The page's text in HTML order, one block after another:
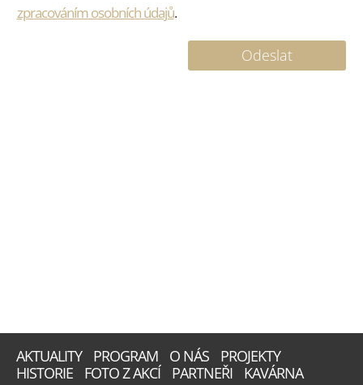
zpracováním osobních údajů.
AKTUALITY PROGRAM O NÁS
PROJEKTY
HISTORIE
FOTO Z AKCÍ PARTNEŘI
KAVÁRNA